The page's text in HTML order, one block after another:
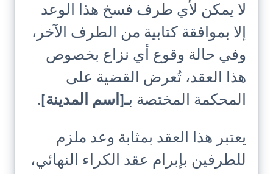
لا يمكن لأي طرف فسخ هذا الوعد
إلا بموافقة كتابية من الطرف الآخر،
وفي حالة وقوع أي نزاع بخصوص
هذا العقد، تُعرض القضية على
المحكمة المختصة بـ[اسم المدينة] .
يعتبر هذا العقد بمثابة وعد ملزم
للطرفين بإبرام عقد الكراء النهائي،